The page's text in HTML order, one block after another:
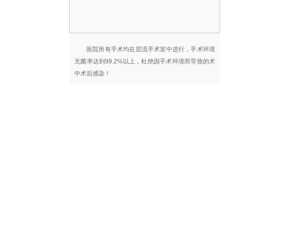
医院所有手术均在层流手术室中进行，手术环境
无菌率达到99.2%以上，杜绝因手术环境而导致的术
中术后感染！